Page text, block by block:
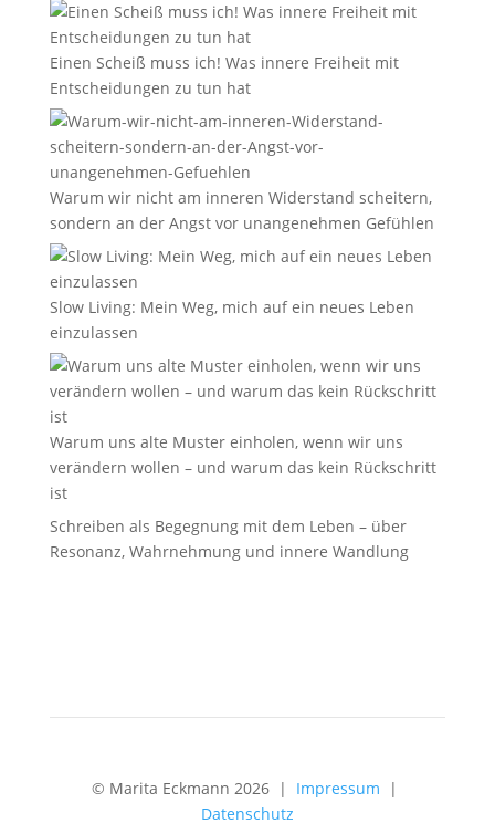
Einen Scheiß muss ich! Was innere Freiheit mit
Entscheidungen zu tun hat
Warum wir nicht am inneren Widerstand scheitern,
sondern an der Angst vor unangenehmen Gefühlen
Slow Living: Mein Weg, mich auf ein neues Leben
einzulassen
Warum uns alte Muster einholen, wenn wir uns
verändern wollen – und warum das kein Rückschritt
ist
Schreiben als Begegnung mit dem Leben – über
Resonanz, Wahrnehmung und innere Wandlung
© Marita Eckmann 2026 | Impressum |
Datenschutz